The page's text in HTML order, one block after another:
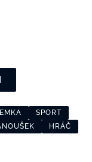
SPORT
HRÁČ